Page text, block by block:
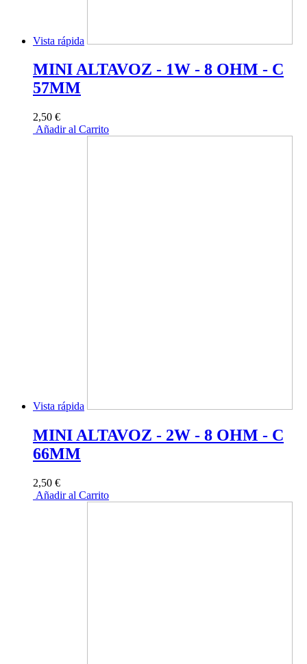
Vista rápida
MINI ALTAVOZ - 1W - 8 OHM - C
57MM
2,50 €
Añadir al Carrito
Vista rápida
MINI ALTAVOZ - 2W - 8 OHM - C
66MM
2,50 €
Añadir al Carrito